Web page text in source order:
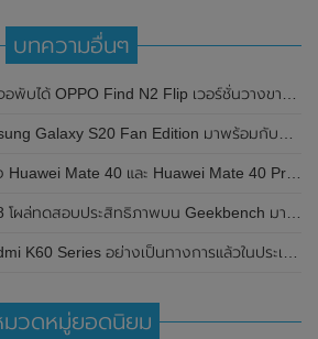
บทความอื่นๆ
Find N2 Flip เวอร์ชั่นวางขายทั่วโลกอย่างเป็นทางการแล้ว
Fan Edition มาพร้อมกับหน้าจอแสดงผล 120Hz และกันน้ำกันฝุ่นที่ระดับ IP68
Mate 40 Pro มาพร้อมหน้าจอ Waterfall Display , กล้องหน้าแบบเจาะรู และกล้องหลังทรงกลม
ะสิทธิภาพบน Geekbench มาพร้อมรองรับการเชื่อมต่อเครือข่าย 5G
K60 Series อย่างเป็นทางการแล้วในประเทศจีน
มวดหมู่ยอดนิยม